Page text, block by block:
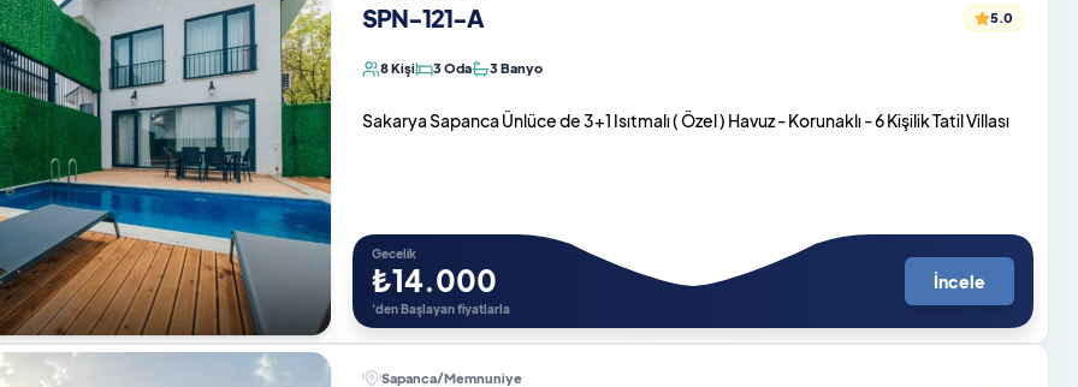
SPN-121-A 5.0
8 Kişi 3 Oda 3 Banyo
Sakarya Sapanca Ünlüce de 3+1 Isıtmalı ( Özel ) Havuz - Korunaklı - 6 Kişilik Tatil Villası
Gecelik
₺14.000
'den Başlayan fiyatlarla
İncele
Sapanca/Memnuniye